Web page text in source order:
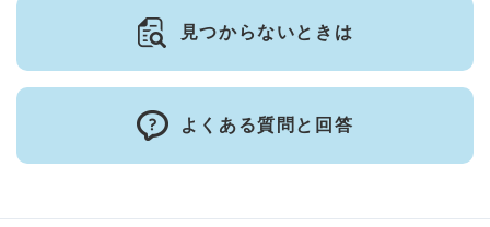
見つからないときは
よくある質問と回答